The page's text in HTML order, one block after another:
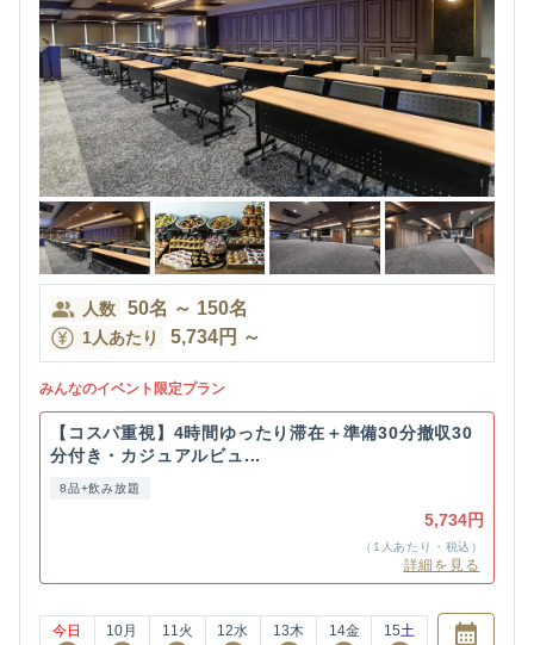
人数 50名 ～ 150名
1人あたり 5,734円 ～
みんなのイベント限定プラン
【コスパ重視】4時間ゆったり滞在＋準備30分撤収30
分付き・カジュアルビュ...
8品+飲み放題
5,734円
（1人あたり・税込）
詳細を見る
今日 10月 11火 12水 13木 14金 15土